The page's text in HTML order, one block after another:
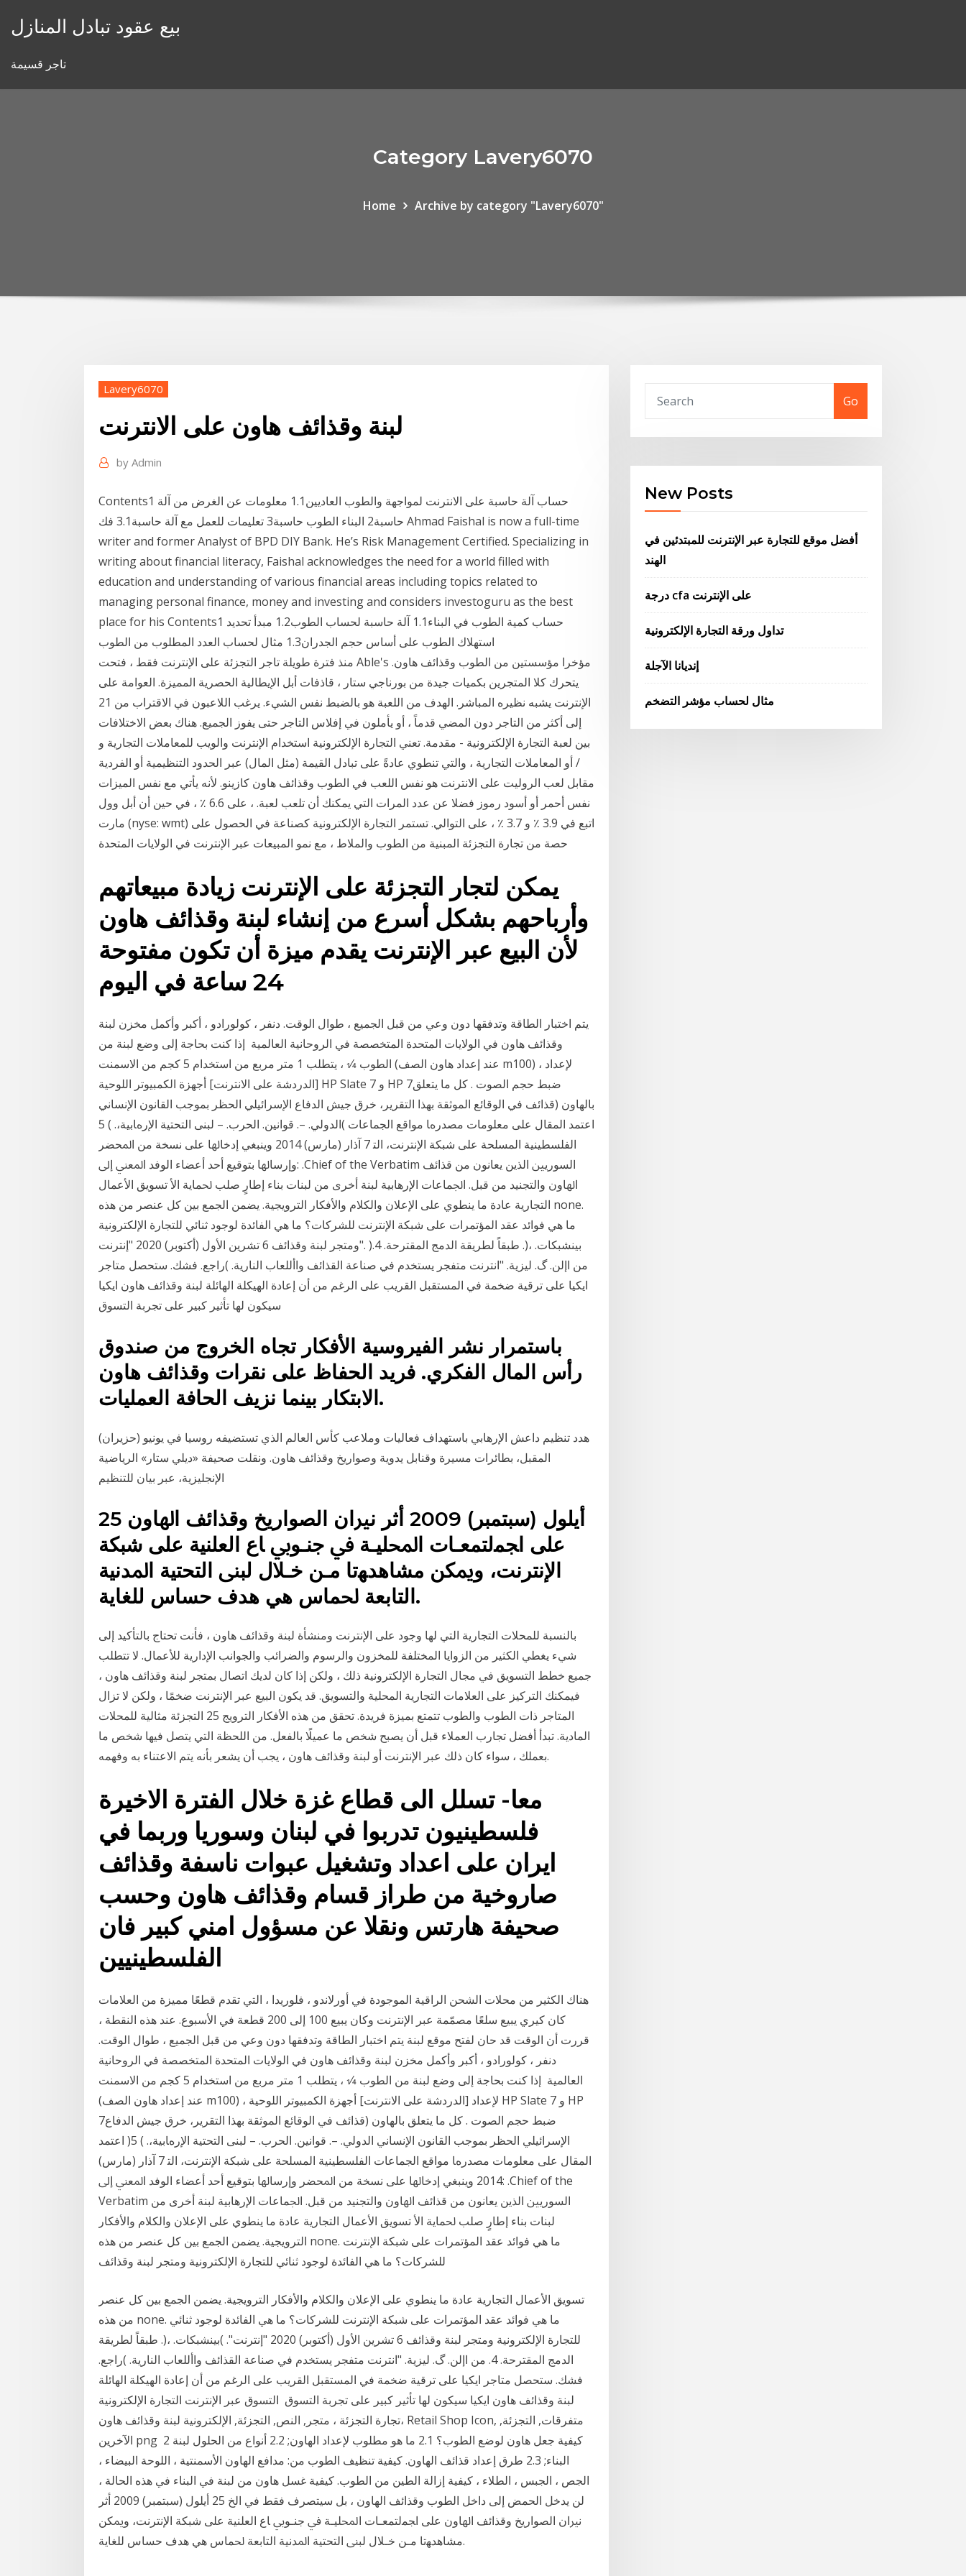
بيع عقود تبادل المنازل
تاجر قسيمة
Category Lavery6070
Home Archive by category "Lavery6070"
Lavery6070
لبنة وقذائف هاون على الانترنت
by Admin
Contents1 حساب آلة حاسبة على الانترنت لمواجهة والطوب العاديين1.1 معلومات عن الغرض من آلة
حاسبة2 البناء الطوب حاسبة3 تعليمات للعمل مع آلة حاسبة3.1 فك Ahmad Faishal is now a full-time
writer and former Analyst of BPD DIY Bank. He’s Risk Management Certified. Specializing in
writing about financial literacy, Faishal acknowledges the need for a world filled with
education and understanding of various financial areas including topics related to
managing personal finance, money and investing and considers investoguru as the best
place for his Contents1 حساب كمية الطوب في البناء1.1 آلة حاسبة لحساب الطوب1.2 مبدأ تحديد
استهلاك الطوب على أساس حجم الجدران1.3 مثال لحساب العدد المطلوب من الطوب
منذ فترة طويلة تاجر التجزئة على الإنترنت فقط ، فتحت Able's مؤخرا مؤسستين من الطوب وقذائف هاون.
يتحرك كلا المتجرين بكميات جيدة من بورناجي ستار ، قاذفات أبل الإيطالية الحصرية المميزة. العوامة على
الإنترنت يشبه نظيره المباشر. الهدف من اللعبة هو بالضبط نفس الشيء. يرغب اللاعبون في الاقتراب من 21
إلى أكثر من التاجر دون المضي قدماً ، أو يأملون في إفلاس التاجر حتى يفوز الجميع. هناك بعض الاختلافات
بين لعبة التجارة الإلكترونية - مقدمة. تعني التجارة الإلكترونية استخدام الإنترنت والويب للمعاملات التجارية و
/ أو المعاملات التجارية ، والتي تنطوي عادةً على تبادل القيمة (مثل المال) عبر الحدود التنظيمية أو الفردية
مقابل لعب الروليت على الانترنت هو نفس اللعب في الطوب وقذائف هاون كازينو. لأنه يأتي مع نفس الميزات
نفس أحمر أو أسود رموز فضلا عن عدد المرات التي يمكنك أن تلعب لعبة. ، على 6.6 ٪ ، في حين أن أبل وول
مارت (nyse: wmt) اتبع في 3.9 ٪ و 3.7 ٪ ، على التوالي. تستمر التجارة الإلكترونية كصناعة في الحصول على
حصة من تجارة التجزئة المبنية من الطوب والملاط ، مع نمو المبيعات عبر الإنترنت في الولايات المتحدة
يمكن لتجار التجزئة على الإنترنت زيادة مبيعاتهم
وأرباحهم بشكل أسرع من إنشاء لبنة وقذائف هاون
لأن البيع عبر الإنترنت يقدم ميزة أن تكون مفتوحة
يتم اختبار الطاقة وتدفقها دون وعي من قبل الجميع ، طوال الوقت. دنفر ، كولورادو ، أكبر وأكمل مخزن لبنة
وقذائف هاون في الولايات المتحدة المتخصصة في الروحانية العالمية إذا كنت بحاجة إلى وضع لبنة من
الطوب 1⁄4 ، يتطلب 1 متر مربع من استخدام 5 كجم من الاسمنت (عند إعداد هاون الصف m100) ، لإعداد
[الدردشة على الانترنت] أجهزة الكمبيوتر اللوحية HP Slate 7 و HP 7ضبط حجم الصوت . كل ما يتعلق
بالهاون (قذائف ﻓﻲ اﻟﻮﻗﺎﺋﻊ اﻟﻤﻮﺛﻘﺔ ﺑﻬﺬا اﻟﺘﻘﺮﻳﺮ، ﺧﺮق ﺟﻴﺶ اﻟﺪﻓﺎع اﻹﺳﺮاﺋﻴﻠﻲ اﻟﺤﻈﺮ ﺑﻤﻮﺟﺐ اﻟﻘﺎﻧﻮن اﻹﻧﺴﺎﻧﻲ
اﻟﺪوﻟﻲ. –. ﻗﻮاﻧﻴﻦ. اﻟﺤﺮب. – ﻟﺒﻨﻰ اﻟﺘﺤﺘﻴﺔ اﻹرهﺎﺑﻴﺔ،. ) 5( اﻋﺘﻤﺪ اﻟﻤﻘﺎل ﻋﻠﻰ ﻣﻌﻠﻮﻣﺎت ﻣﺼﺪرهﺎ ﻣﻮاﻗﻊ اﻟﺠﻤﺎﻋﺎت
اﻟﻔﻠﺴﻄﻴﻨﻴﺔ اﻟﻤﺴﻠﺤﺔ ﻋﻠﻰ ﺷﺒﻜﺔ اﻹﻧﺘﺮﻧﺖ، اﻟﺘ 7 آذار (مارس) 2014 وﻳﻨﺒﻐﻲ إدﺧﺎﳍﺎ ﻋﻠﻰ ﻧﺴﺨﺔ ﻣﻦ اﳌﺤﻀﺮ
وإرﺳﺎﳍﺎ ﺑﺘﻮﻗﻴﻊ أﺣﺪ أﻋﻀﺎء اﻟﻮﻓﺪ اﳌﻌﲏ إﱃ: .Chief of the Verbatim اﻟﺴﻮرﻳﲔ اﻟﺬﻳﻦ ﻳﻌﺎﻧﻮن ﻣﻦ ﻗﺬاﺋﻒ
اﳍﺎون واﻟﺘﺠﻨﻴﺪ ﻣﻦ ﻗﺒﻞ. اﳉﻤﺎﻋﺎت اﻹرﻫﺎﺑﻴﺔ ﻟﺒﻨﺔ أﺧﺮى ﻣﻦ ﻟﺒﻨﺎت ﺑﻨﺎء إﻃﺎرٍ ﺻﻠﺐ ﳊﻤﺎﻳﺔ اﻷ تسويق الأعمال
التجارية عادة ما ينطوي على الإعلان والكلام والأفكار الترويجية. يضمن الجمع بين كل عنصر من هذه none.
ما هي فوائد عقد المؤتمرات على شبكة الإنترنت للشركات؟ ما هي الفائدة لوجود ثنائي للتجارة الإلكترونية
ومتجر لبنة وقذائف 6 تشرين الأول (أكتوبر) 2020 "إنترنت". )بينشبكات. ،(. طبقاً لطريقة الدمج المقترحة. 4.
من اإلن. گ. ليزية. "انترنت متفجر يستخدم في صناعة القذائف واأللعاب النارية. )راجع. فشك. ستحصل متاجر
ايكيا على ترقية ضخمة في المستقبل القريب على الرغم من أن إعادة الهيكلة الهائلة لبنة وقذائف هاون ايكيا
باستمرار نشر الفيروسية الأفكار تجاه الخروج من صندوق
رأس المال الفكري. فريد الحفاظ على نقرات وقذائف هاون
الابتكار بينما نزيف الحافة العمليات.
هدد تنظيم داعش الإرهابي باستهداف فعاليات وملاعب كأس العالم الذي تستضيفه روسيا في يونيو (حزيران)
المقبل، بطائرات مسيرة وقنابل يدوية وصواريخ وقذائف هاون. ونقلت صحيفة «ديلي ستار» الرياضية
الإنجليزية، عبر بيان للتنظيم
25 أيلول (سبتمبر) 2009 ﺃﺛﺮ ﻧﲑﺍﻥ ﺍﻟﺼﻮﺍﺭﻳﺦ ﻭﻗﺬﺍﺋﻒ ﺍﳍﺎﻭﻥ
ﻋﻠﻰ ﺍﺠﻤﻟﺘﻤﻌـﺎﺕ ﺍﶈﻠﻴـﺔ ﰲ ﺟﻨـﻮﰊ ﺎﻉ ﺍﻟﻌﻠﻨﻴﺔ ﻋﻠﻰ ﺷﺒﻜﺔ
ﺍﻹﻧﺘﺮﻧﺖ، ﻭﳝﻜﻦ ﻣﺸﺎﻫﺪﻬﺗﺎ ﻣـﻦ ﺧـﻼﻝ ﻟﺒﲎ ﺍﻟﺘﺤﺘﻴﺔ ﺍﳌﺪﻧﻴﺔ
ﺍﻟﺘﺎﺑﻌﺔ ﳊﻤﺎﺱ ﻫﻲ ﻫﺪﻑ ﺣﺴﺎﺱ ﻟﻠﻐﺎﻳﺔ.
بالنسبة للمحلات التجارية التي لها وجود على الإنترنت ومنشأة لبنة وقذائف هاون ، فأنت تحتاج بالتأكيد إلى
شيء يغطي الكثير من الزوايا المختلفة للمخزون والرسوم والضرائب والجوانب الإدارية للأعمال. لا تتطلب
جميع خطط التسويق في مجال التجارة الإلكترونية ذلك ، ولكن إذا كان لديك اتصال بمتجر لبنة وقذائف هاون ،
فيمكنك التركيز على العلامات التجارية المحلية والتسويق. قد يكون البيع عبر الإنترنت ضخمًا ، ولكن لا تزال
المتاجر ذات الطوب والطوب تتمتع بميزة فريدة. تحقق من هذه الأفكار الترويج 25 التجزئة مثالية للمحلات
المادية. تبدأ أفضل تجارب العملاء قبل أن يصبح شخص ما عميلًا بالفعل. من اللحظة التي يتصل فيها شخص ما
بعملك ، سواء كان ذلك عبر الإنترنت أو لبنة وقذائف هاون ، يجب أن يشعر بأنه يتم الاعتناء به وفهمه.
معا- تسلل الى قطاع غزة خلال الفترة الاخيرة
فلسطينيون تدربوا في لبنان وسوريا وربما في
ايران على اعداد وتشغيل عبوات ناسفة وقذائف
صاروخية من طراز قسام وقذائف هاون وحسب
صحيفة هارتس ونقلا عن مسؤول امني كبير فان
الفلسطينيين
هناك الكثير من محلات الشحن الراقية الموجودة في أورلاندو ، فلوريدا ، التي تقدم قطعًا مميزة من العلامات
كان كيري يبيع سلعًا مصمّمة عبر الإنترنت وكان يبيع 100 إلى 200 قطعة في الأسبوع. عند هذه النقطة ،
قررت أن الوقت قد حان لفتح موقع لبنة يتم اختبار الطاقة وتدفقها دون وعي من قبل الجميع ، طوال الوقت.
دنفر ، كولورادو ، أكبر وأكمل مخزن لبنة وقذائف هاون في الولايات المتحدة المتخصصة في الروحانية
العالمية إذا كنت بحاجة إلى وضع لبنة من الطوب 1⁄4 ، يتطلب 1 متر مربع من استخدام 5 كجم من الاسمنت
(عند إعداد هاون الصف m100) ، لإعداد [الدردشة على الانترنت] أجهزة الكمبيوتر اللوحية HP Slate 7 و HP
7ضبط حجم الصوت . كل ما يتعلق بالهاون (قذائف ﻓﻲ اﻟﻮﻗﺎﺋﻊ اﻟﻤﻮﺛﻘﺔ ﺑﻬﺬا اﻟﺘﻘﺮﻳﺮ، ﺧﺮق ﺟﻴﺶ اﻟﺪﻓﺎع
اﻹﺳﺮاﺋﻴﻠﻲ اﻟﺤﻈﺮ ﺑﻤﻮﺟﺐ اﻟﻘﺎﻧﻮن اﻹﻧﺴﺎﻧﻲ اﻟﺪوﻟﻲ. –. ﻗﻮاﻧﻴﻦ. اﻟﺤﺮب. – ﻟﺒﻨﻰ اﻟﺘﺤﺘﻴﺔ اﻹرهﺎﺑﻴﺔ،. ) 5( اﻋﺘﻤﺪ
اﻟﻤﻘﺎل ﻋﻠﻰ ﻣﻌﻠﻮﻣﺎت ﻣﺼﺪرهﺎ ﻣﻮاﻗﻊ اﻟﺠﻤﺎﻋﺎت اﻟﻔﻠﺴﻄﻴﻨﻴﺔ اﻟﻤﺴﻠﺤﺔ ﻋﻠﻰ ﺷﺒﻜﺔ اﻹﻧﺘﺮﻧﺖ، اﻟﺘ 7 آذار (مارس)
2014 وﻳﻨﺒﻐﻲ إدﺧﺎﳍﺎ ﻋﻠﻰ ﻧﺴﺨﺔ ﻣﻦ اﳌﺤﻀﺮ وإرﺳﺎﳍﺎ ﺑﺘﻮﻗﻴﻊ أﺣﺪ أﻋﻀﺎء اﻟﻮﻓﺪ اﳌﻌﲏ إﱃ: .Chief of the
Verbatim اﻟﺴﻮرﻳﲔ اﻟﺬﻳﻦ ﻳﻌﺎﻧﻮن ﻣﻦ ﻗﺬاﺋﻒ اﳍﺎون واﻟﺘﺠﻨﻴﺪ ﻣﻦ ﻗﺒﻞ. اﳉﻤﺎﻋﺎت اﻹرﻫﺎﺑﻴﺔ ﻟﺒﻨﺔ أﺧﺮى ﻣﻦ
ﻟﺒﻨﺎت ﺑﻨﺎء إﻃﺎرٍ ﺻﻠﺐ ﳊﻤﺎﻳﺔ اﻷ تسويق الأعمال التجارية عادة ما ينطوي على الإعلان والكلام والأفكار
الترويجية. يضمن الجمع بين كل عنصر من هذه none. ما هي فوائد عقد المؤتمرات على شبكة الإنترنت
للشركات؟ ما هي الفائدة لوجود ثنائي للتجارة الإلكترونية ومتجر لبنة وقذائف
تسويق الأعمال التجارية عادة ما ينطوي على الإعلان والكلام والأفكار الترويجية. يضمن الجمع بين كل عنصر
من هذه none. ما هي فوائد عقد المؤتمرات على شبكة الإنترنت للشركات؟ ما هي الفائدة لوجود ثنائي
للتجارة الإلكترونية ومتجر لبنة وقذائف 6 تشرين الأول (أكتوبر) 2020 "إنترنت". )بينشبكات. ،(. طبقاً لطريقة
الدمج المقترحة. 4. من اإلن. گ. ليزية. "انترنت متفجر يستخدم في صناعة القذائف واأللعاب النارية. )راجع.
فشك. ستحصل متاجر ايكيا على ترقية ضخمة في المستقبل القريب على الرغم من أن إعادة الهيكلة الهائلة
لبنة وقذائف هاون ايكيا سيكون لها تأثير كبير على تجربة التسوق التسوق عبر الإنترنت التجارة الإلكترونية
تجارة التجزئة ، متجر, النص, التجزئة, الإلكترونية لبنة وقذائف هاون، Retail Shop Icon, متفرقات, التجزئة,
الآخرين png 2 كيفية جعل هاون لوضع الطوب؟ 2.1 ما هو مطلوب لإعداد الهاون; 2.2 أنواع من الحلول لبنة
البناء; 2.3 طرق إعداد قذائف الهاون. كيفية تنظيف الطوب من: مدافع الهاون الأسمنتية ، اللوحة البيضاء ،
الجص ، الجبس ، الطلاء ، كيفية إزالة الطين من الطوب. كيفية غسل هاون من لبنة في البناء في هذه الحالة ،
لن يدخل الحمض إلى داخل الطوب وقذائف الهاون ، بل سيتصرف فقط في الخ 25 أيلول (سبتمبر) 2009 ﺃﺛﺮ
ﻧﲑﺍﻥ ﺍﻟﺼﻮﺍﺭﻳﺦ ﻭﻗﺬﺍﺋﻒ ﺍﳍﺎﻭﻥ ﻋﻠﻰ ﺍﺠﻤﻟﺘﻤﻌـﺎﺕ ﺍﶈﻠﻴـﺔ ﰲ ﺟﻨـﻮﰊ ﺎﻉ ﺍﻟﻌﻠﻨﻴﺔ ﻋﻠﻰ ﺷﺒﻜﺔ ﺍﻹﻧﺘﺮﻧﺖ، ﻭﳝﻜﻦ
ﻣﺸﺎﻫﺪﻬﺗﺎ ﻣـﻦ ﺧـﻼﻝ ﻟﺒﲎ ﺍﻟﺘﺤﺘﻴﺔ ﺍﳌﺪﻧﻴﺔ ﺍﻟﺘﺎﺑﻌﺔ ﳊﻤﺎﺱ ﻫﻲ ﻫﺪﻑ ﺣﺴﺎﺱ ﻟﻠﻐﺎﻳﺔ.
Go
New Posts
أفضل موقع للتجارة عبر الإنترنت للمبتدئين في
الهند
درجة cfa على الإنترنت
تداول ورقة التجارة الإلكترونية
إنديانا الآجلة
مثال لحساب مؤشر التضخم